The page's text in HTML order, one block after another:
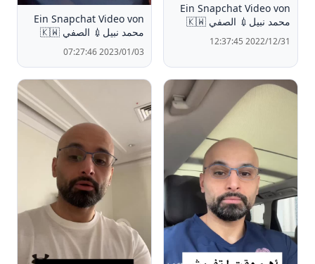
Ein Snapchat Video von
محمد نبيل💉 الصفي 🇰🇼
2022/12/31 12:37:45
Ein Snapchat Video von
محمد نبيل💉 الصفي 🇰🇼
2023/01/03 07:27:46